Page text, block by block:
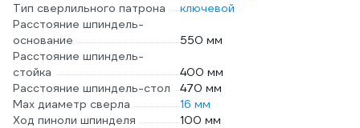
Тип сверлильного патрона
ключевой
Расстояние шпиндель-
основание
550 мм
Расстояние шпиндель-
стойка
400 мм
Расстояние шпиндель-стол
470 мм
Max диаметр сверла
16 мм
Ход пиноли шпинделя
100 мм